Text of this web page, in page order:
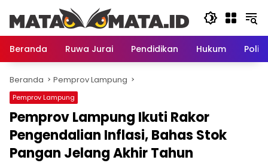
konten
Beranda
Ruwa Jurai Pendidikan Hukum
Beranda Pemprov Lampung
Pemprov Lampung
Pemprov Lampung Ikuti Rakor
Pengendalian Inflasi, Bahas Stok
Pangan Jelang Akhir Tahun